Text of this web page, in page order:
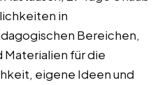
in
Bereichen,
Materialien für die
eigene Ideen und